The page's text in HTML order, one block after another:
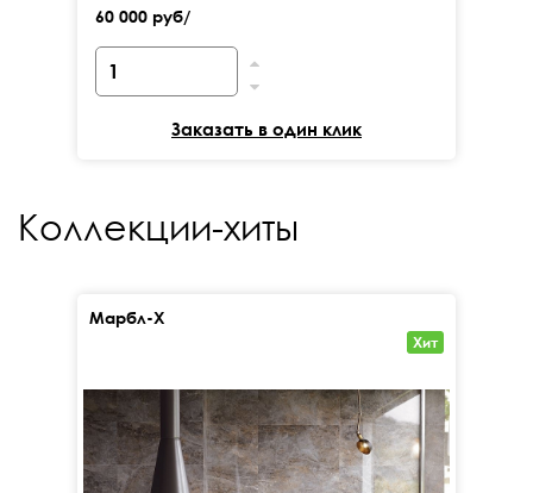
60 000 руб/
Заказать в один клик
Коллекции-хиты
Марбл-Х
Хит